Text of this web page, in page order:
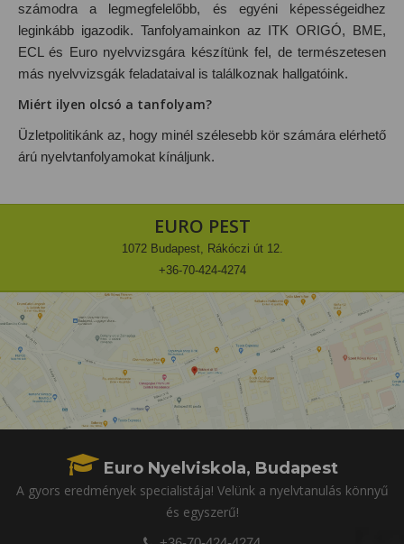
számodra a legmegfelelőbb, és egyéni képességeidhez
leginkább igazodik. Tanfolyamainkon az ITK ORIGÓ, BME,
ECL és Euro nyelvvizsgára készítünk fel, de természetesen
más nyelvvizsgák feladataival is találkoznak hallgatóink.
Miért ilyen olcsó a tanfolyam?
Üzletpolitikánk az, hogy minél szélesebb kör számára elérhető
árú nyelvtanfolyamokat kínáljunk.
EURO PEST
1072 Budapest, Rákóczi út 12.
+36-70-424-4274
Euro Nyelviskola, Budapest
A gyors eredmények specialistája! Velünk a nyelvtanulás könnyű
és egyszerű!